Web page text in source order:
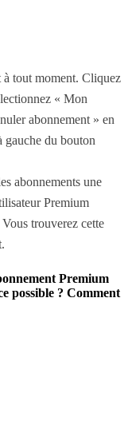
tout moment. Cliquez
« Mon
abonnement » en
gauche du bouton
abonnements une
Premium
trouverez cette
Premium
possible ? Comment